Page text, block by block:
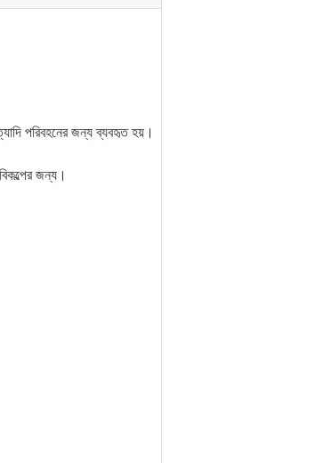
পরিবহনের জন্য ব্যবহৃত হয়।
জন্য।